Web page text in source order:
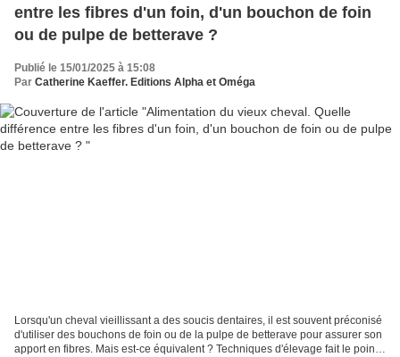
entre les fibres d'un foin, d'un bouchon de foin
ou de pulpe de betterave ?
Publié le 15/01/2025 à 15:08
Par Catherine Kaeffer. Editions Alpha et Oméga
Lorsqu'un cheval vieillissant a des soucis dentaires, il est souvent préconisé
d'utiliser des bouchons de foin ou de la pulpe de betterave pour assurer son
apport en fibres. Mais est-ce équivalent ? Techniques d'élevage fait le point.